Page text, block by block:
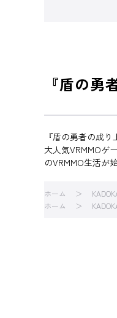
『盾の勇
『盾の勇者の成
大人気VRMMOゲ
のVRMMO生活が
ホーム
ホーム